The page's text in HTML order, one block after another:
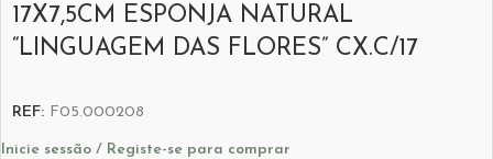
17X7,5CM ESPONJA NATURAL
“LINGUAGEM DAS FLORES” CX.C/17
REF: F05.000208
Inicie sessão / Registe-se para comprar